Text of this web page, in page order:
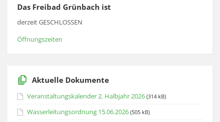
Das Freibad Grünbach ist
derzeit GESCHLOSSEN
Öffnungszeiten
Aktuelle Dokumente
Veranstaltungskalender 2. Halbjahr 2026 (314 kB)
Wasserleitungsordnung 15.06.2026 (505 kB)